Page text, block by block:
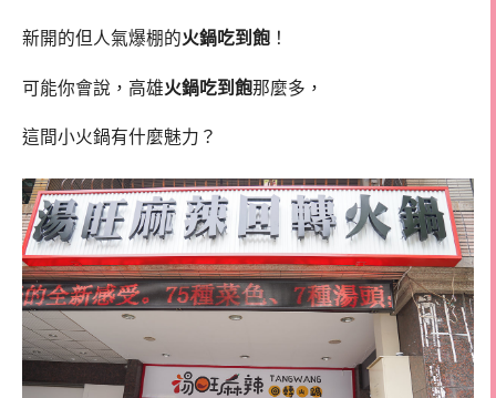
新開的但人氣爆棚的火鍋吃到飽 ！
可能你會說，高雄火鍋吃到飽那麼多，
這間小火鍋有什麼魅力？